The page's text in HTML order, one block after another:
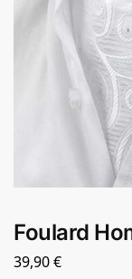
Foulard
39,90€